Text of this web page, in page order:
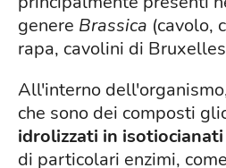
genere Brassica (cavolo,
rapa, cavolini di
All'interno
che sono dei composti
idrolizzati in isotiocianati
di particolari enzimi,